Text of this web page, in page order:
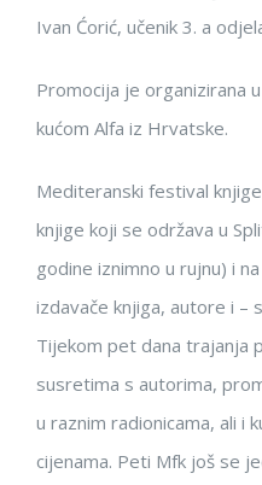
Ivan Ćorić, učenik 3. a
Promocija je organizirana
kućom Alfa iz Hrvatske.
Mediteranski festival
knjige koji se održava u
godine iznimno u rujnu) i
izdavače knjiga, autore i –
Tijekom pet dana trajanja
susretima s autorima,
u raznim radionicama, ali i
cijenama. Peti Mfk još se